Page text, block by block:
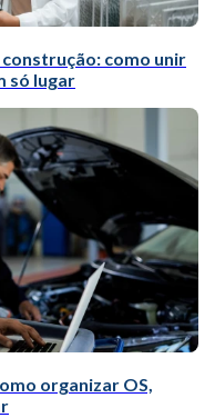
como unir
só lugar
organizar OS,